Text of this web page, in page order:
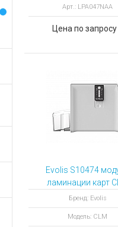
Арт.: LPA047NAA
Цена по запросу
Evolis S10474
ламинации карт
для принтера
Бренд: Evolis
Модель: CLM